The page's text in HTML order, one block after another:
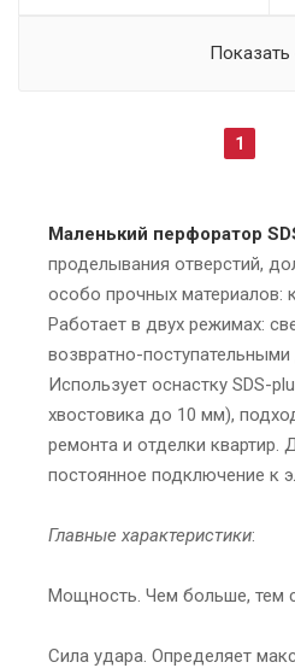
1
Маленький перфоратор
проделывания отверстий,
особо прочных материалов:
Работает в двух режимах:
возвратно-
Использует оснастку SDS-
хвостовика до 10 мм),
ремонта и отделки квартир.
постоянное подключение к
Главные характеристики:
Мощность. Чем больше, тем
Сила удара. Определяет